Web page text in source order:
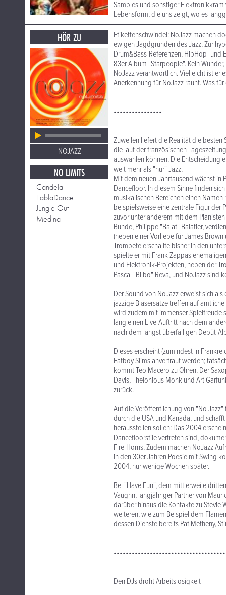
Samples und sonstiger
Lebensform, die uns zeigt, wo es
HÖR ZU
NOJAZZ
NO LIMITS
Candela
TablaDance
Jungle Out
Medina
Etikettenschwindel: NoJazz machen
ewigen Jagdgründen des Jazz. Zur
Drum&Bass-Referenzen, HipHop- und
83er Album "Starpeople". Kein
NoJazz verantwortlich. Vielleicht ist er
Anerkennung für NoJazz raunt. Was für
••••••••••••••••
Zuweilen liefert die Realität die besten
die laut der französischen
auswählen können. Die Entscheidung
weit mehr als "nur" Jazz.
Mit dem neuen Jahrtausend wächst in
Dancefloor. In diesem Sinne finden
musikalischen Bereichen einen
beispielsweise eine zentrale Figur der
zuvor unter anderem mit dem
Bunde, Philippe "Balat" Balatier,
(neben einer Vorliebe für James
Trompete erschallte bisher in den
spielte er mit Frank Zappas
und Elektronik-Projekten, neben der
Pascal "Bilbo" Reva, und NoJazz sind
Der Sound von NoJazz erweist sich
jazzige Bläsersätze treffen auf
wird zudem mit immenser Spielfreude
lang einen Live-Auftritt nach dem
nach dem längst überfälligen Debüt-
Dieses erscheint (zumindest in
Fatboy Slims anvertraut werden;
kommt Teo Macero zu Ohren. Der
Davis, Thelonious Monk und Art
zurück.
Auf die Veröffentlichung von "No
durch die USA und Kanada, und
herausstellen sollen: Das 2004
Dancefloorstile vertreten sind,
Fire-Horns. Zudem machen NoJazz
in den 30er Jahren Poesie mit Swing
2004, nur wenige Wochen später.
Bei "Have Fun", dem mittlerweile
Vaughn, langjähriger Partner von
darüber hinaus die Kontakte zu Stevie
weiteren, wie zum Beispiel dem
dessen Dienste bereits Pat Metheny,
Den DJs droht Arbeitslosigkeit